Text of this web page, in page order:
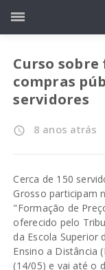
Curso
compras
servidores
access_time 8 anos atrás
Cerca de 150
Grosso participam
"Formação de
oferecido pelo
da Escola Superior
Ensino a Distância
(14/05) e vai até o